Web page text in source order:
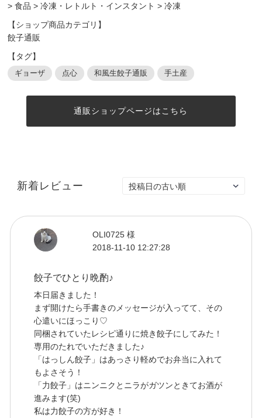
>食品 >冷凍・レトルト・インスタント >冷凍
【ショップ商品カテゴリ】
餃子通販
【タグ】
ギョーザ 点心 和風生餃子通販 手土産
通販ショップページはこちら
新着レビュー
OLI0725 様
2018-11-10 12:27:28
餃子でひとり晩酌♪
本日届きました！
まず開けたら手書きのメッセージが入ってて、その
心遣いにほっこり♡
同梱されていたレシピ通りに焼き餃子にしてみた！
専用のたれでいただきました♪
「はっしん餃子」はあっさり軽めでお弁当に入れて
もよさそう！
「力餃子」はニンニクとニラがガツンときてお酒が
進みます(笑)
私は力餃子の方が好き！